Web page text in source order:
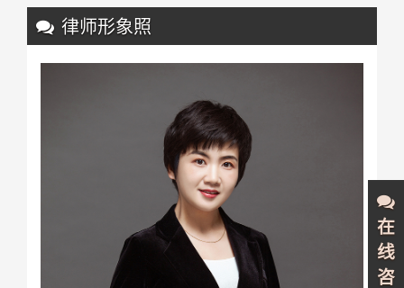
律师形象照
在
线
咨